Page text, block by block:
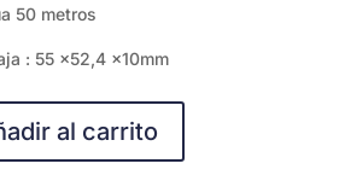
50 metros
: 55 x52,4 x10mm
al carrito